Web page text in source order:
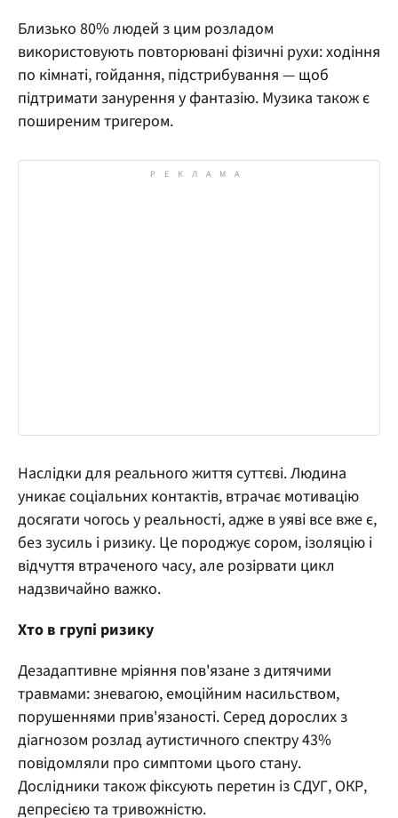
Близько 80% людей з цим розладом
використовують повторювані фізичні рухи: ходіння
по кімнаті, гойдання, підстрибування — щоб
підтримати занурення у фантазію. Музика також є
поширеним тригером.
Наслідки для реального життя суттєві. Людина
уникає соціальних контактів, втрачає мотивацію
досягати чогось у реальності, адже в уяві все вже є,
без зусиль і ризику. Це породжує сором, ізоляцію і
відчуття втраченого часу, але розірвати цикл
надзвичайно важко.
Хто в групі ризику
Дезадаптивне мріяння пов'язане з дитячими
травмами: зневагою, емоційним насильством,
порушеннями прив'язаності. Серед дорослих з
діагнозом розлад аутистичного спектру 43%
повідомляли про симптоми цього стану.
Дослідники також фіксують перетин із СДУГ, ОКР,
депресією та тривожністю.